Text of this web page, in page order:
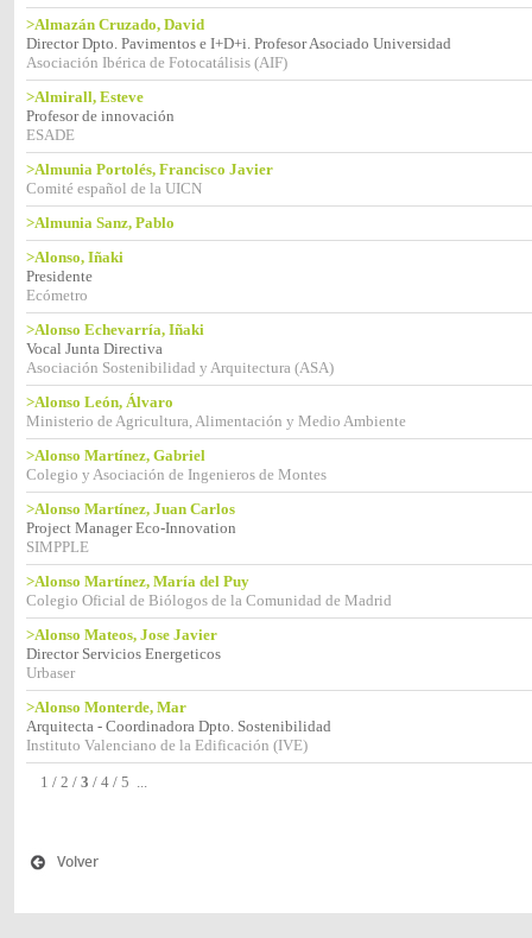
>Almazán Cruzado, David
Director Dpto. Pavimentos e I+D+i. Profesor Asociado Universidad
Asociación Ibérica de Fotocatálisis (AIF)
>Almirall, Esteve
Profesor de innovación
ESADE
>Almunia Portolés, Francisco Javier
Comité español de la UICN
>Almunia Sanz, Pablo
>Alonso, Iñaki
Presidente
Ecómetro
>Alonso Echevarría, Iñaki
Vocal Junta Directiva
Asociación Sostenibilidad y Arquitectura (ASA)
>Alonso León, Álvaro
Ministerio de Agricultura, Alimentación y Medio Ambiente
>Alonso Martínez, Gabriel
Colegio y Asociación de Ingenieros de Montes
>Alonso Martínez, Juan Carlos
Project Manager Eco-Innovation
SIMPPLE
>Alonso Martínez, María del Puy
Colegio Oficial de Biólogos de la Comunidad de Madrid
>Alonso Mateos, Jose Javier
Director Servicios Energeticos
Urbaser
>Alonso Monterde, Mar
Arquitecta - Coordinadora Dpto. Sostenibilidad
Instituto Valenciano de la Edificación (IVE)
1 / 2 / 3 / 4 / 5 ...
Volver